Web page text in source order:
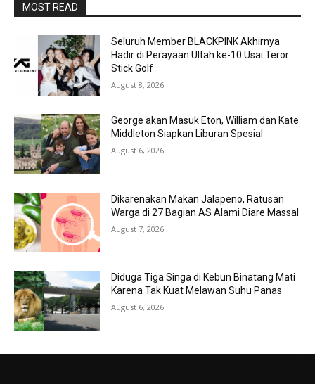
MOST READ
Seluruh Member BLACKPINK Akhirnya
Hadir di Perayaan Ultah ke-10 Usai Teror
Stick Golf
August 8, 2026
George akan Masuk Eton, William dan Kate
Middleton Siapkan Liburan Spesial
August 6, 2026
Dikarenakan Makan Jalapeno, Ratusan
Warga di 27 Bagian AS Alami Diare Massal
August 7, 2026
Diduga Tiga Singa di Kebun Binatang Mati
Karena Tak Kuat Melawan Suhu Panas
August 6, 2026